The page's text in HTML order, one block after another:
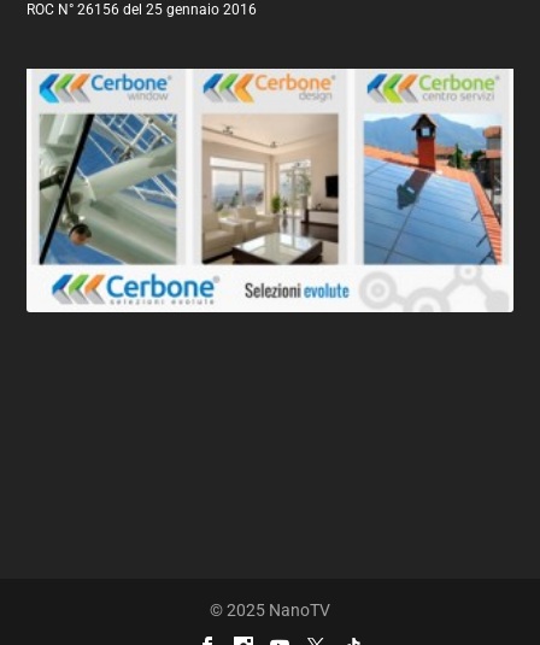
ROC N° 26156 del 25 gennaio 2016
© 2025 NanoTV